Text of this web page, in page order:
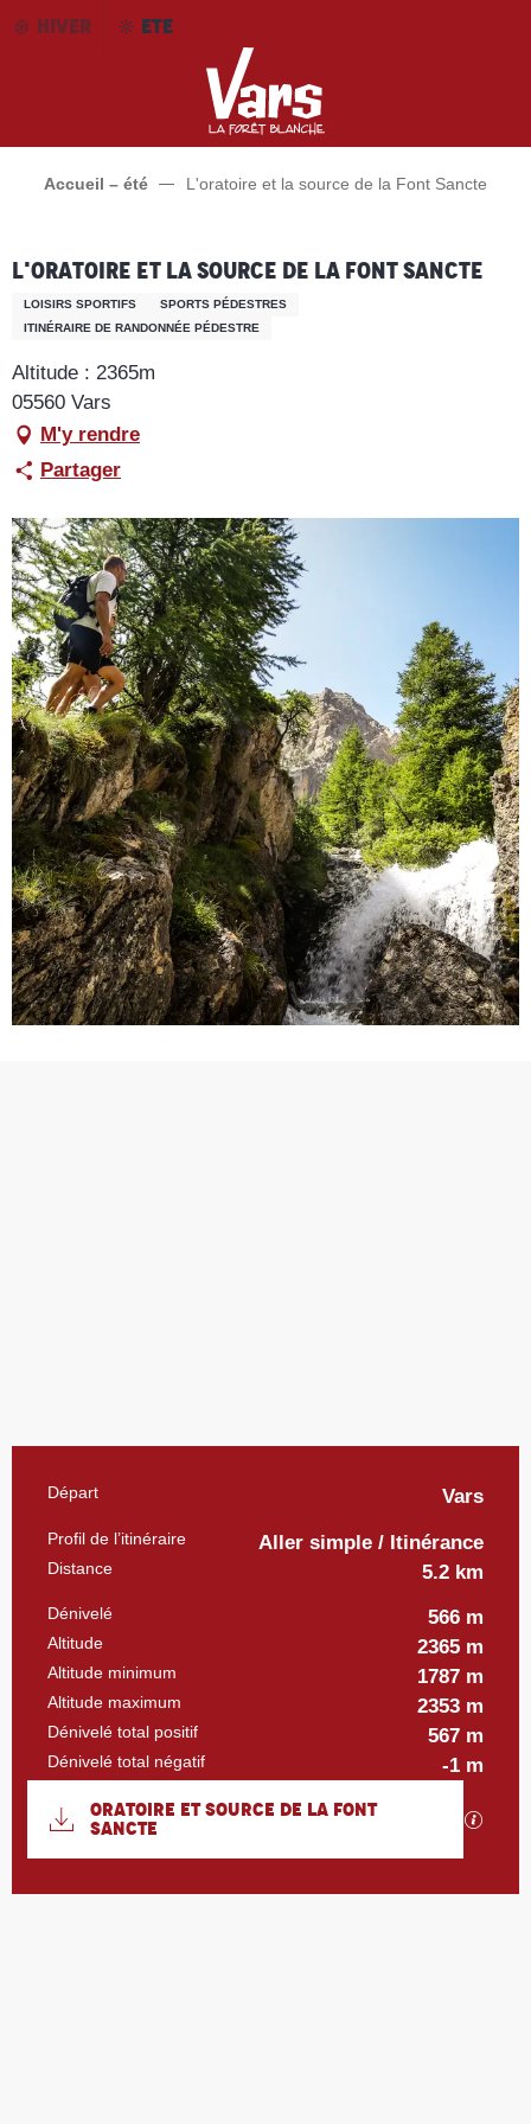
AllerHIVER ETE
Accueil – été L'oratoire et la source de la Font Sancte
L'oratoire et la source de la Font Sancte
LOISIRS SPORTIFS
SPORTS PÉDESTRES
ITINÉRAIRE DE RANDONNÉE PÉDESTRE
Altitude : 2365m
05560 Vars
M'y rendre
Partager
Informations pratiques
Départ Vars
Profil de l’itinéraire Aller simple / Itinérance
Distance 5.2 km
Dénivelé 566 m
Altitude 2365 m
Altitude minimum 1787 m
Altitude maximum 2353 m
Dénivelé total positif 567 m
Dénivelé total négatif -1 m
Documentation
ORATOIRE ET SOURCE DE LA FONT
SANCTE